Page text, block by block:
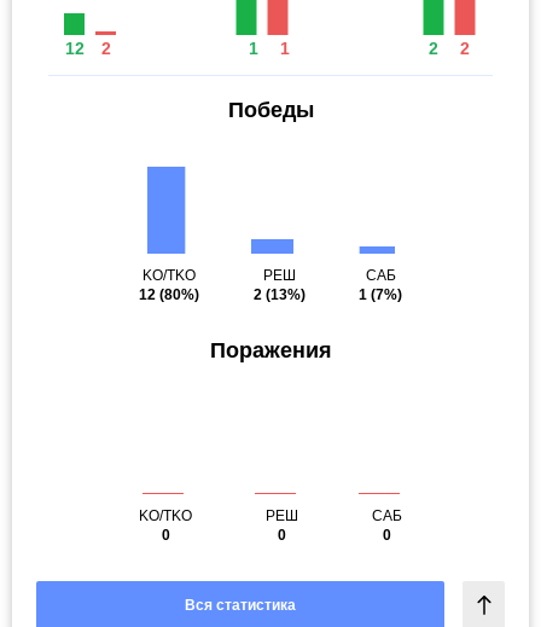
12 2 1 1 2 2
Победы
KO/TKO
12 (80%)
РЕШ
2(13%)
САБ
1 (7%)
Поражения
KO/TKO
0
РЕШ
0
САБ
0
Вся статистика